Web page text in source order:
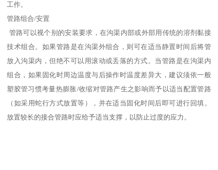
工作。
管路组合/安置
管路可以视个别的安装要求，在沟渠内部或外部用传统的溶剂黏接
技术组合。如果管路是在沟渠外组合，则可在适当静置时间后将管
放入沟渠内，但绝不可以用滚动或丢落的方式。当管路是在沟渠内
组合，如果固化时周边温度与后操作时温度差异大，建议须依一般
塑胶管习惯考量热膨胀/收缩对管路产生之影响而予以适当配置管路
（如采用蛇行方式放置等），并在适当固化时间后即可进行回填。
放置较长的接合管路时应给予适当支撑，以防止过度的应力。